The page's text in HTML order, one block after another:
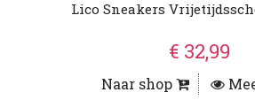
Lico Sneakers
€ 32,99
Naar shop